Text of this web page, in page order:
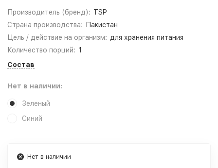
Производитель (бренд): TSP
Страна производства:
Пакистан
Цель / действие на организм: для хранения питания
Количество порций: 1
Состав
Нет в наличии:
Зеленый
Синий
Нет в наличии